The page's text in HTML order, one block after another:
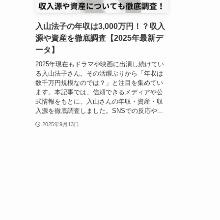
入山法子の年収は3,000万円！？収入
源や資産を徹底調査【2025年最新デ
ータ】
2025年現在もドラマや映画に出演し続けてい
る入山法子さん。その活躍ぶりから「年収は
数千万円規模なのでは？」と注目を集めてい
ます。本記事では、信頼できるメディアや公
式情報をもとに、入山さんの年収・資産・収
入源を徹底調査しました。SNSでの反応や...
2025年9月13日